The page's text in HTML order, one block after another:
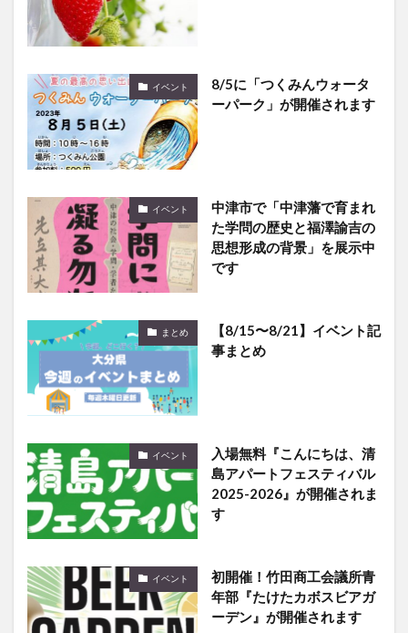
イベント
8/5に「つくみんウォータ
ーパーク」が開催されます
イベント
中津市で「中津藩で育まれ
た学問の歴史と福澤諭吉の
思想形成の背景」を展示中
です
まとめ
【8/15〜8/21】イベント記
事まとめ
イベント
入場無料『こんにちは、清
島アパートフェスティバル
2025-2026』が開催されま
す
イベント
初開催！竹田商工会議所青
年部『たけたカボスビアガ
ーデン』が開催されます